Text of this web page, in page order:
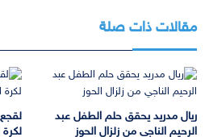
مقالات ذات صلة
ريال مدريد يحقق حلم الطفل عبد
الرحيم الناجي من زلزال الحوز
لكرة